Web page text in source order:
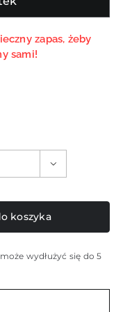
zapas, żeby
sami!

koszyka
wydłużyć się do 5